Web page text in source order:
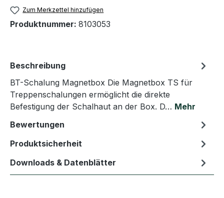
Zum Merkzettel hinzufügen
Produktnummer: 8103053
Beschreibung
BT-Schalung Magnetbox Die Magnetbox TS für
Treppenschalungen ermöglicht die direkte
Befestigung der Schalhaut an der Box. D… Mehr
Bewertungen
Produktsicherheit
Downloads & Datenblätter